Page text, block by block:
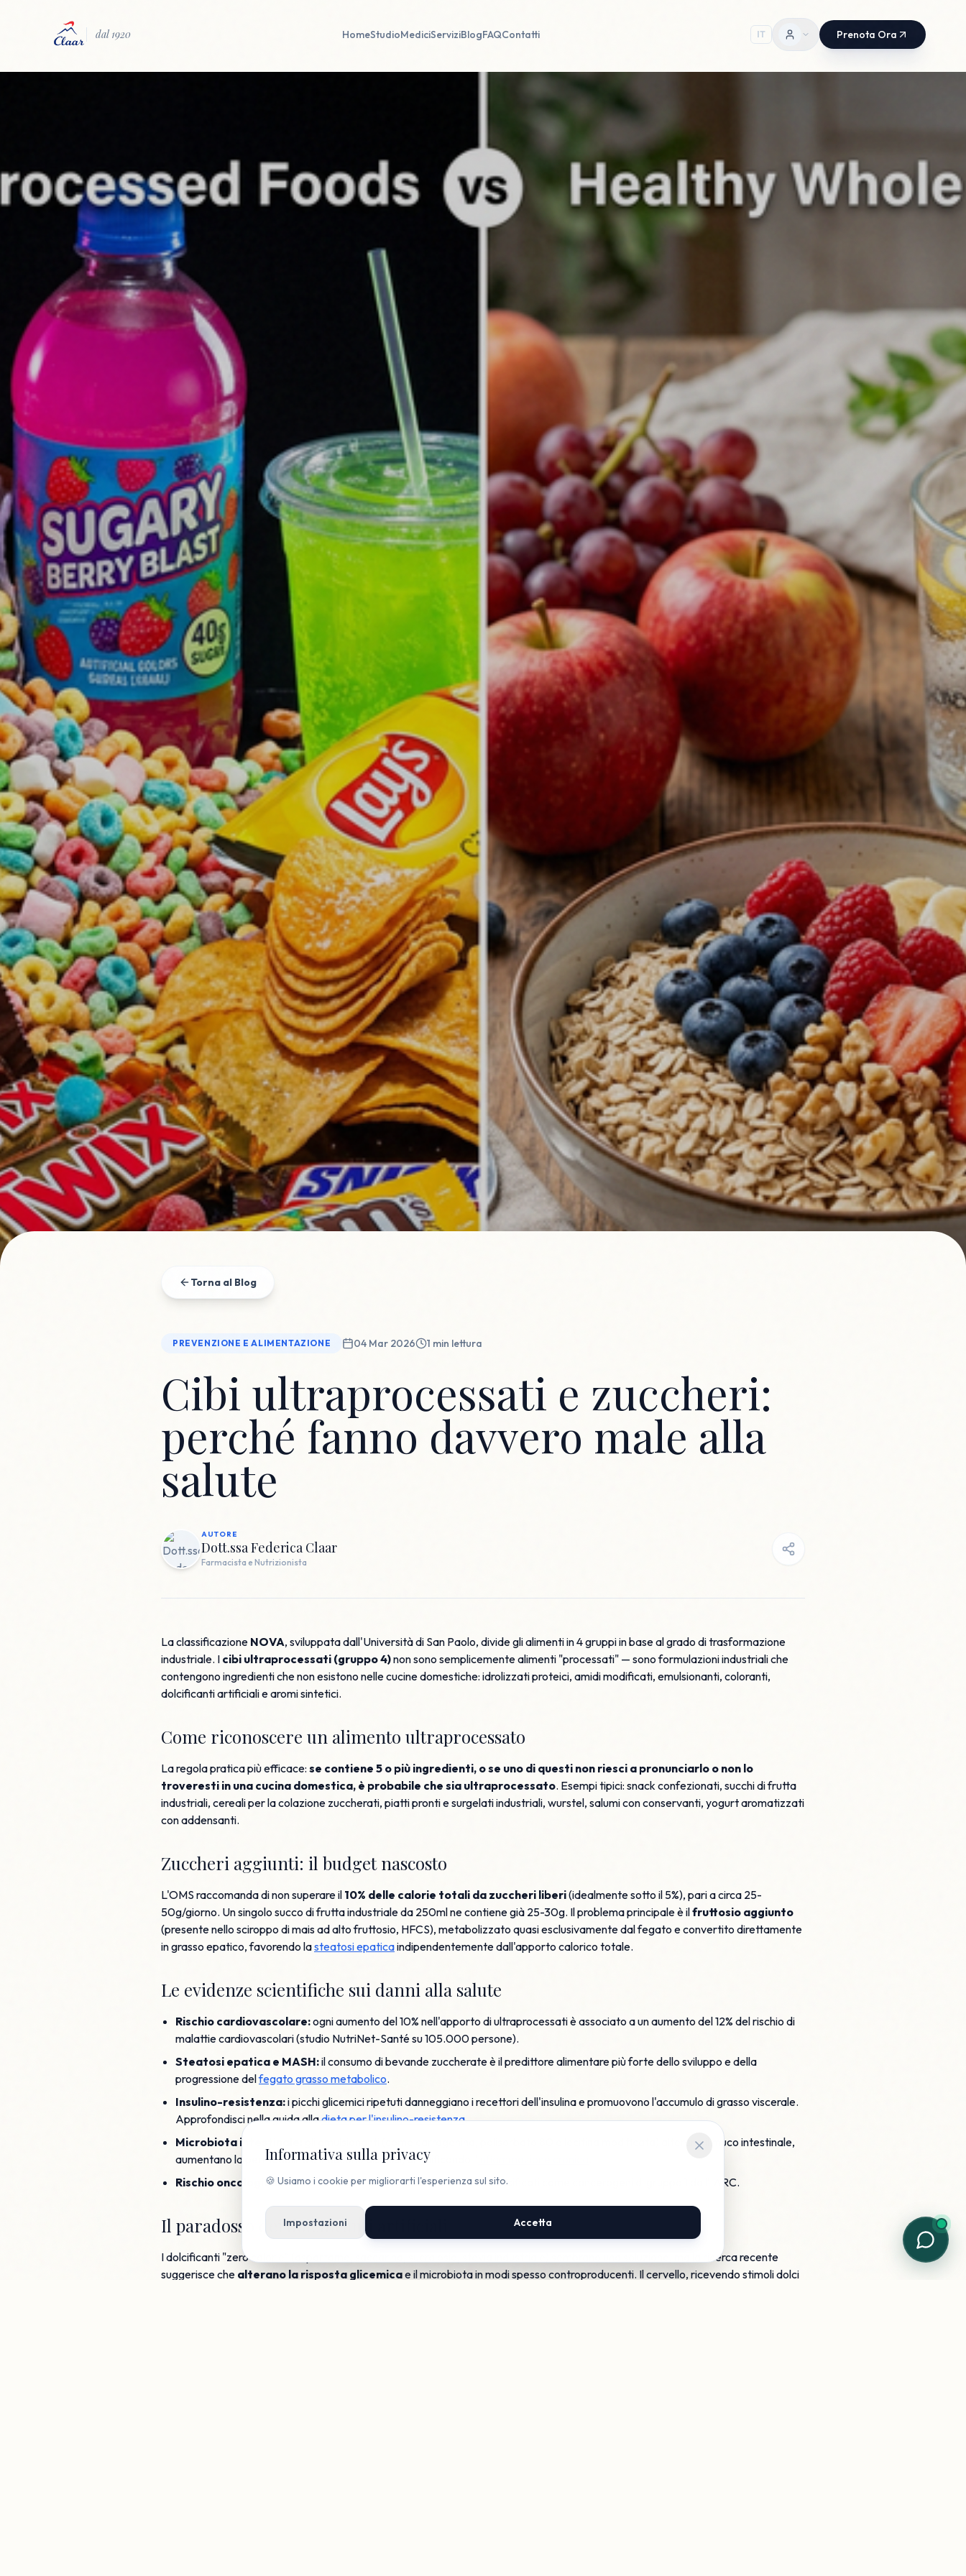
dal 1920 HomeStudioMediciServiziBlogFAQContatti IT Prenota Ora
Torna al Blog
PREVENZIONE E ALIMENTAZIONE 04 Mar 2026 1 min lettura
Cibi ultraprocessati e zuccheri:
perché fanno davvero male alla
salute
AUTORE
Dott.ssa Federica Claar
Farmacista e Nutrizionista
La classificazione NOVA, sviluppata dall'Università di San Paolo, divide gli alimenti in 4 gruppi in base al grado di trasformazione
industriale. I cibi ultraprocessati (gruppo 4)non sono semplicemente alimenti "processati" — sono formulazioni industriali che
contengono ingredienti che non esistono nelle cucine domestiche: idrolizzati proteici, amidi modificati, emulsionanti, coloranti,
dolcificanti artificiali e aromi sintetici.
Come riconoscere un alimento ultraprocessato
La regola pratica più efficace: se contiene 5 o più ingredienti, o se uno di questi non riesci a pronunciarlo o non lo
troveresti in una cucina domestica, è probabile che sia ultraprocessato. Esempi tipici: snack confezionati, succhi di frutta
industriali, cereali per la colazione zuccherati, piatti pronti e surgelati industriali, wurstel, salumi con conservanti, yogurt aromatizzati
con addensanti.
Zuccheri aggiunti: il budget nascosto
L'OMS raccomanda di non superare il 10% delle calorie totali da zuccheri liberi(idealmente sotto il 5%), pari a circa 25-
50g/giorno. Un singolo succo di frutta industriale da 250ml ne contiene già 25-30g. Il problema principale è ilfruttosio aggiunto
(presente nello sciroppo di mais ad alto fruttosio, HFCS), metabolizzato quasi esclusivamente dal fegato e convertito direttamente
in grasso epatico, favorendo lasteatosi epaticaindipendentemente dall'apporto calorico totale.
Le evidenze scientifiche sui danni alla salute
Rischio cardiovascolare:ogni aumento del 10% nell'apporto di ultraprocessati è associato a un aumento del 12% del rischio di
malattie cardiovascolari (studio NutriNet-Santé su 105.000 persone).
Steatosi epatica e MASH:il consumo di bevande zuccherate è il predittore alimentare più forte dello sviluppo e della
progressione delfegato grasso metabolico.
Insulino-resistenza:i picchi glicemici ripetuti danneggiano i recettori dell'insulina e promuovono l'accumulo di grasso viscerale.
Approfondisci nella guida alladieta per l'insulino-resistenza.
Microbiota intestinale:
gli emulsionanti (come carragenina, polisorbato 80 e lecitina modificata) alterano il muco intestinale,
aumentano la permeabilità e inducono disbiosi, amplificando l'
Rischio oncologico:i nitrati e nitriti nei salumi trasformati sono classificati come cancerogeni di gruppo 1 dall'IARC.
Il paradosso dei dolcificanti artificiali
I dolcificanti "zero calorie" (aspartame, saccarina, sucralosio, stevia industriale) sembrano una soluzione, ma la ricerca recente
suggerisce che alterano la risposta glicemicae il microbiota in modi spesso controproducenti. Il cervello, ricevendo stimoli dolci
Informativa sulla privacy
🍪 Usiamo i cookie per migliorarti l'esperienza sul sito.
Impostazioni Accetta